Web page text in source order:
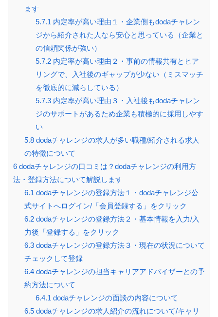
ます
5.7.1 内定率が高い理由１・企業側もdodaチャレン
ジから紹介された人なら安心と思っている（企業と
の信頼関係が強い）
5.7.2内定率が高い理由２・事前の情報共有とヒア
リングで、入社後のギャップが少ない（ミスマッチ
を徹底的に減らしている）
5.7.3内定率が高い理由３・入社後もdodaチャレン
ジのサポートがあるため企業も積極的に採用しやす
い
5.8dodaチャレンジの求人が多い職種/紹介される求人
の特徴について
6 dodaチャレンジの口コミは？dodaチャレンジの利用方
法・登録方法について解説します
6.1 dodaチャレンジの登録方法１・dodaチャレンジ公
式サイトへログイン/「会員登録する」をクリック
6.2dodaチャレンジの登録方法２・基本情報を入力/入
力後「登録する」をクリック
6.3dodaチャレンジの登録方法３・現在の状況について
チェックして登録
6.4dodaチャレンジの担当キャリアアドバイザーとの予
約方法について
6.4.1 dodaチャレンジの面談の内容について
6.5dodaチャレンジの求人紹介の流れについて/キャリ